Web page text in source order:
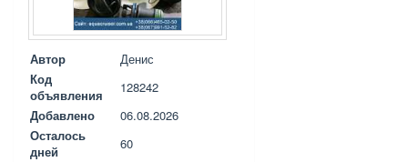
Автор
Денис
Код
объявления
128242
Добавлено
06.08.2026
Осталось
дней
60